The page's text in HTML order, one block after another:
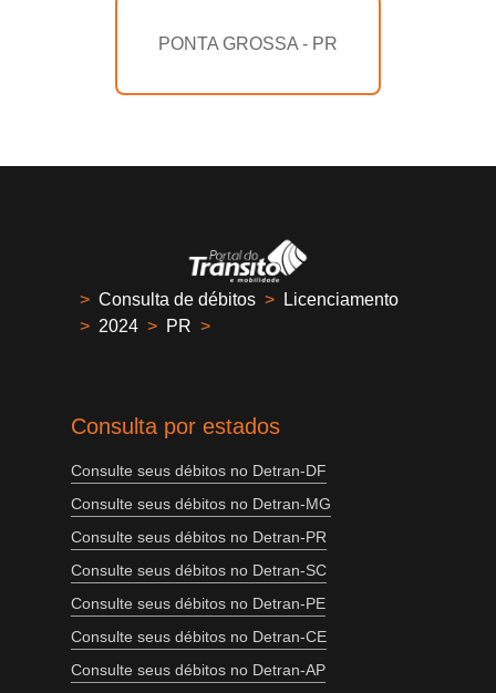
PONTA GROSSA - PR
> Consulta de débitos >
Licenciamento
> 2024 > PR >
Consulta por estados
Consulte seus débitos no Detran-DF
Consulte seus débitos no Detran-MG
Consulte seus débitos no Detran-PR
Consulte seus débitos no Detran-SC
Consulte seus débitos no Detran-PE
Consulte seus débitos no Detran-CE
Consulte seus débitos no Detran-AP